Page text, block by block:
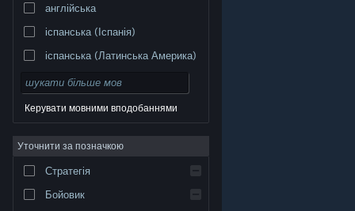
© Valve Corporation. Усі права захищено. Усі
Юридична інформація
підписника Steam
cookie
англійська
іспанська (Іспанія)
іспанська (Латинська Америка)
Керувати мовними вподобаннями
Уточнити за позначкою
Стратегія
Бойовик